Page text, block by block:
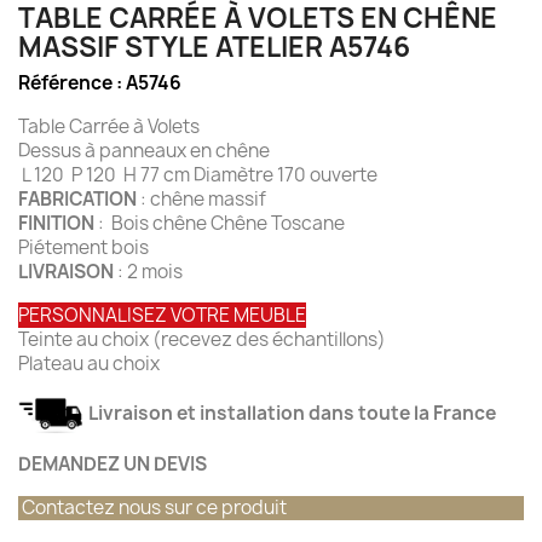
TABLE CARRÉE À VOLETS EN CHÊNE
MASSIF STYLE ATELIER A5746
Référence :A5746
Table Carrée à Volets
Dessus à panneaux en chêne
L 120 P 120 H 77 cm Diamètre 170 ouverte
FABRICATION : chêne massif
FINITION : Bois chêne Chêne Toscane
Piétement bois
LIVRAISON : 2 mois
PERSONNALISEZ VOTRE MEUBLE
Teinte au choix (recevez des échantillons)
Plateau au choix
Livraison et installation dans toute la France
DEMANDEZ UN DEVIS
Contactez nous sur ce produit